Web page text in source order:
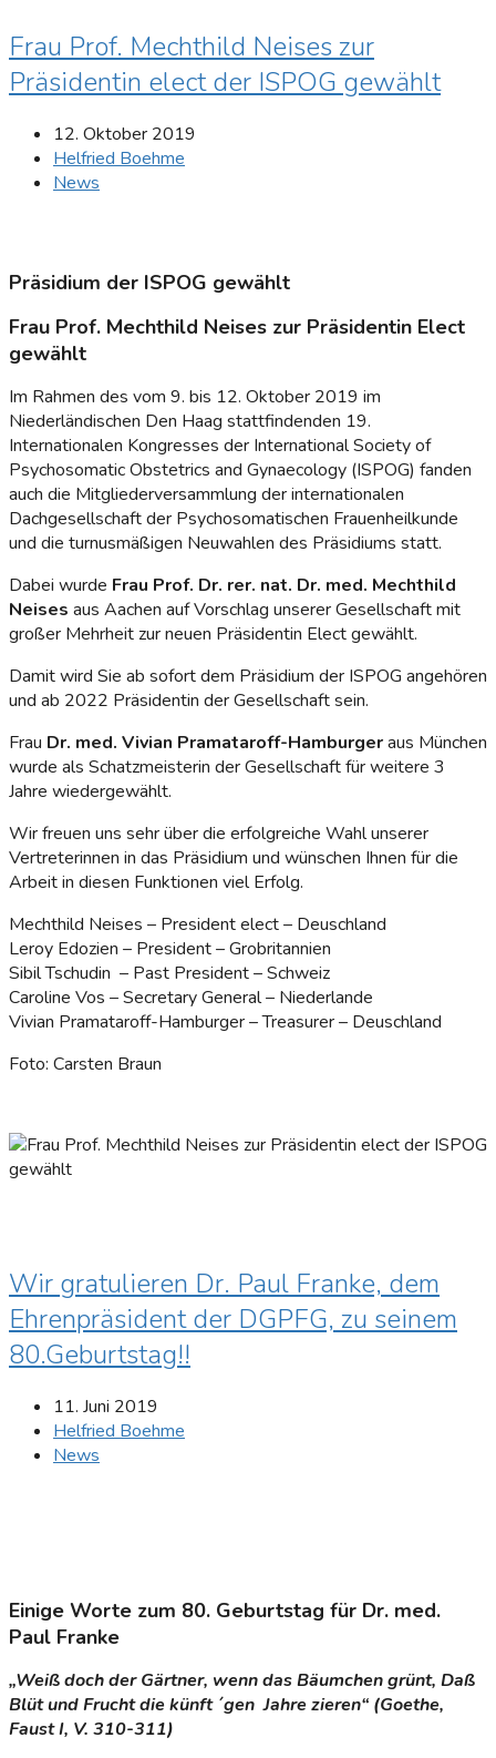
Frau Prof. Mechthild Neises zur
Präsidentin elect der ISPOG gewählt
12. Oktober 2019
Helfried Boehme
News
Präsidium der ISPOG gewählt
Frau Prof. Mechthild Neises zur Präsidentin Elect
gewählt
Im Rahmen des vom 9. bis 12. Oktober 2019 im
Niederländischen Den Haag stattfindenden 19.
Internationalen Kongresses der International Society of
Psychosomatic Obstetrics and Gynaecology (ISPOG) fanden
auch die Mitgliederversammlung der internationalen
Dachgesellschaft der Psychosomatischen Frauenheilkunde
und die turnusmäßigen Neuwahlen des Präsidiums statt.
Dabei wurde Frau Prof. Dr. rer. nat. Dr. med. Mechthild
Neises aus Aachen auf Vorschlag unserer Gesellschaft mit
großer Mehrheit zur neuen Präsidentin Elect gewählt.
Damit wird Sie ab sofort dem Präsidium der ISPOG angehören
und ab 2022 Präsidentin der Gesellschaft sein.
Frau Dr. med. Vivian Pramataroff-Hamburgeraus München
wurde als Schatzmeisterin der Gesellschaft für weitere 3
Jahre wiedergewählt.
Wir freuen uns sehr über die erfolgreiche Wahl unserer
Vertreterinnen in das Präsidium und wünschen Ihnen für die
Arbeit in diesen Funktionen viel Erfolg.
Mechthild Neises – President elect – Deuschland
Leroy Edozien – President – Grobritannien
Sibil Tschudin – Past President – Schweiz
Caroline Vos – Secretary General – Niederlande
Vivian Pramataroff-Hamburger – Treasurer – Deuschland
Foto: Carsten Braun
Wir gratulieren Dr. Paul Franke, dem
Ehrenpräsident der DGPFG, zu seinem
80.Geburtstag!!
11. Juni 2019
Helfried Boehme
News
Einige Worte zum 80. Geburtstag für Dr. med.
Paul Franke
„Weiß doch der Gärtner, wenn das Bäumchen grünt, Daß
Blüt und Frucht die künft ´gen Jahre zieren“ (Goethe,
Faust I, V. 310-311)